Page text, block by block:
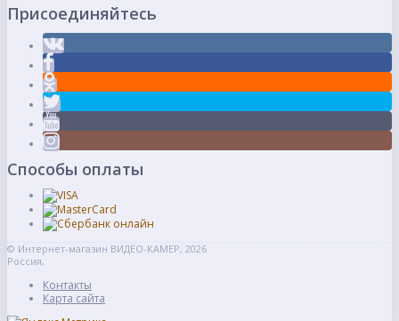
Присоединяйтесь
Способы оплаты
© Интернет-магазин ВИДЕО-КАМЕР, 2026
Россия,
Контакты
Карта сайта